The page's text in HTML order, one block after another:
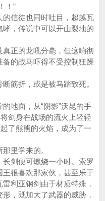
！”
信徒也同时吐目，超越瓦
，传说中可以开山裂地的
正的龙吼分毫，但这响彻
的战马吓得不受控制狂躁
筋折，或是被马踏致死。
地面，从“阴影”沃昆的手
剑身在战场的流火上轻轻
了熊熊的火焰，成为了一
里学来的。
剑便可燃烧一小时。索罗
很喜欢那家伙，甚至乐于
利亚钢剑由于材质特殊，
，既加大了武器的威胁，